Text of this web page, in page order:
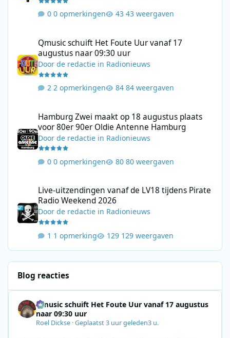
0 opmerkingen 43 weergaven
Qmusic schuift Het Foute Uur vanaf 17
augustus naar 09:30 uur
Doorde redactie in Radionieuws
2 opmerkingen 84 weergaven
Hamburg Zwei maakt op 18 augustus plaats
voor 80er 90er Oldie Antenne Hamburg
Doorde redactie in Radionieuws
0 opmerkingen 80 weergaven
Live-uitzendingen vanaf de LV18 tijdens Pirate
Radio Weekend 2026
Doorde redactie in Radionieuws
1 opmerking 129 weergaven
Blog reacties
Qmusic schuift Het Foute Uur vanaf 17 augustus
naar 09:30 uur
Roel Dickse ·Geplaatst3 uur geleden3 u.